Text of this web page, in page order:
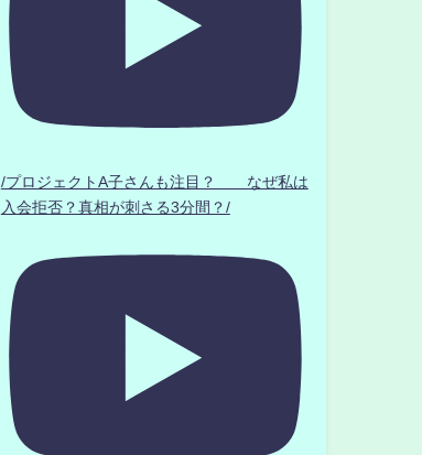
/プロジェクトA子さんも注目？ なぜ私は
入会拒否？真相が刺さる3分間？/